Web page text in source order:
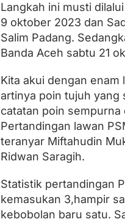
t
a
r
n
e
t
a
m
a
Langkah ini musti
9 oktober 2023 dan
Salim Padang.
Banda Aceh sabtu 21
Kita akui dengan enam
artinya poin tujuh yang
catatan poin sempurna
Pertandingan lawan
teranyar Miftahudin
Ridwan Saragih.
Statistik pertandingan
kemasukan 3,hampir
kebobolan baru satu.